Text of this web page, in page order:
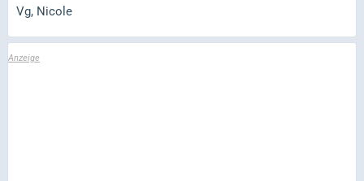
Vg, Nicole